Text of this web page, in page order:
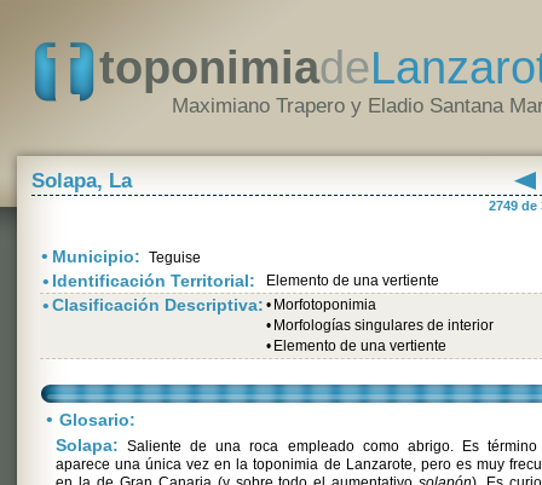
toponimiade
Maximiano Trapero y Eladio Santana
Solapa, La
2749 de
• Municipio: Teguise
• Identificación Territorial: Elemento de una vertiente
•Clasificación Descriptiva: • Morfotoponimia
• Morfologías singulares de interior
• Elemento de una vertiente
• Glosario:
Solapa: Saliente de una roca empleado como abrigo. Es término
aparece una única vez en la toponimia de Lanzarote, pero es muy